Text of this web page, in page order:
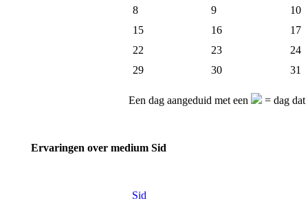
8
9
10
15
16
17
22
23
24
29
30 31
Een dag aangeduid met een = dag
Ervaringen over medium Sid
Sid